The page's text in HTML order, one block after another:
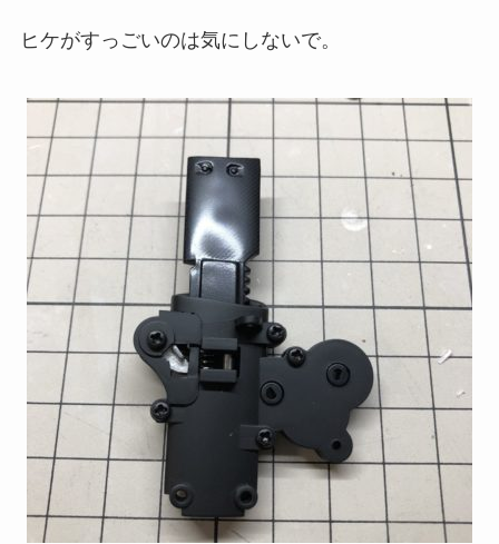
ヒケがすっごいのは気にしないで。